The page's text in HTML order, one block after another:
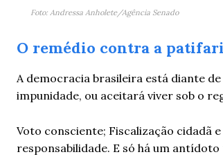
Foto: Andressa Anholete/Agência Senado
O remédio contra a
A democracia brasileira está diante
impunidade, ou aceitará viver sob o
Voto consciente; Fiscalização cidadã
responsabilidade. E só há um